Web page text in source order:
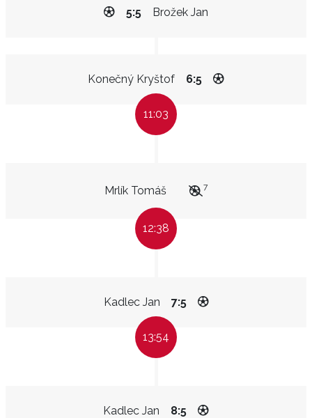
Brožek Jan
5:5
Konečný Kryštof 6:5
11:03
Mrlík Tomáš 7
12:38
Kadlec Jan 7:5
13:54
Kadlec Jan 8:5